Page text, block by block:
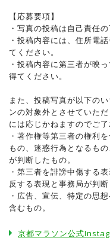
【応募要項】
・写真の投稿は自己責任
・投稿内容には、住所電
てください。
・投稿内容に第三者が映
得てください。
また、投稿写真が以下の
ンの対象外とさせていた
には応じかねますのでご了
・著作権等第三者の権利
もの、迷惑行為となるも
が判断したもの。
・第三者を誹謗中傷する
反する表現と事務局が判断
・広告、宣伝、特定の思
含むもの。
京都マラソン公式